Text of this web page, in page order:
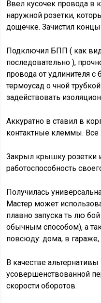
Ввел кусочек провода в
наружной розетки,
дощечке. Зачистил
Подключил БПП ( как
последовательно ),
провода от удлинителя
термоусад о чной
задействовать
Аккуратно в ставил в
контактные клеммы. Все
Закрыл крышку розетки
работоспособность
Получилась
Мастер может
плавно запуска ть лю
обычным способом), а
повсюду: дома, в гараже,
В качестве
усовершенствованной
скорости оборотов.